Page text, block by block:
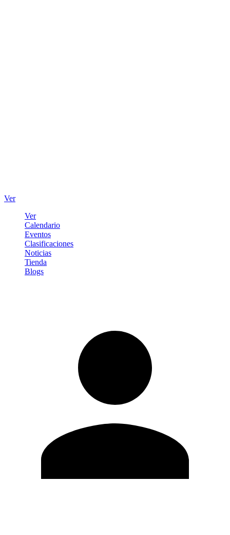
Ver
Ver
Calendario
Eventos
Clasificaciones
Noticias
Tienda
Blogs